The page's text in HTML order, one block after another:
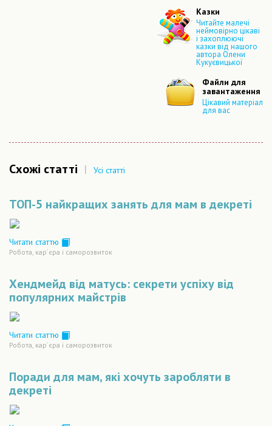
Казки
Читайте малечі
неймовірно цікаві
і захоплюючі
казки від нашого
автора Олени
Кукуєвицької
Файли для
завантаження
Цікавий матеріал
для вас
Схожі статті | Усі статті
ТОП-5 найкращих занять для мам в декреті
Читати статтю
Робота, кар´єра і саморозвиток
Хендмейд від матусь: секрети успіху від
популярних майстрів
Читати статтю
Робота, кар´єра і саморозвиток
Поради для мам, які хочуть заробляти в
декреті